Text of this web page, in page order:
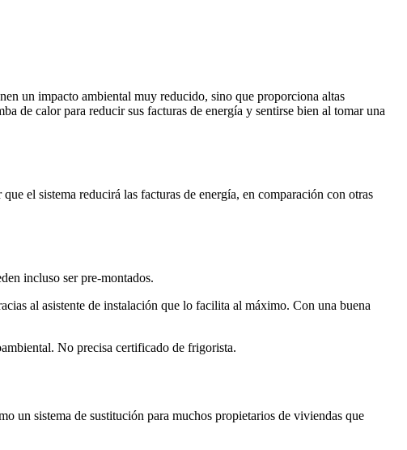
un impacto ambiental muy reducido, sino que proporciona altas
de calor para reducir sus facturas de energía y sentirse bien al tomar una
el sistema reducirá las facturas de energía, en comparación con otras
incluso ser pre-montados.
al asistente de instalación que lo facilita al máximo. Con una buena
No precisa certificado de frigorista.
un sistema de sustitución para muchos propietarios de viviendas que